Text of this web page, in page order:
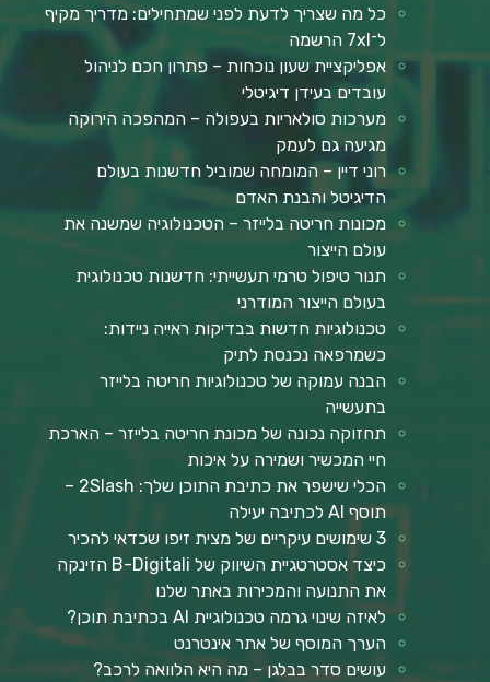
כל מה שצריך לדעת לפני שמתחילים: מדריך מקיף
ל־7xl הרשמה
אפליקציית שעון נוכחות – פתרון חכם לניהול
עובדים בעידן דיגיטלי
מערכות סולאריות בעפולה – המהפכה הירוקה
מגיעה גם לעמק
רוני דיין – המומחה שמוביל חדשנות בעולם
הדיגיטל והבנת האדם
מכונות חריטה בלייזר – הטכנולוגיה שמשנה את
עולם הייצור
תנור טיפול טרמי תעשייתי: חדשנות טכנולוגית
בעולם הייצור המודרני
טכנולוגיות חדשות בבדיקות ראייה ניידות:
כשמרפאה נכנסת לתיק
הבנה עמוקה של טכנולוגיות חריטה בלייזר
בתעשייה
תחזוקה נכונה של מכונת חריטה בלייזר – הארכת
חיי המכשיר ושמירה על איכות
הכלי שישפר את כתיבת התוכן שלך: 2Slash –
תוסף AI לכתיבה יעילה
3 שימושים עיקריים של מצית זיפו שכדאי להכיר
כיצד אסטרטגיית השיווק של B-Digitali הזינקה
את התנועה והמכירות באתר שלנו
לאיזה שינוי גרמה טכנולוגיית AI בכתיבת תוכן?
הערך המוסף של אתר אינטרנט
עושים סדר בבלגן – מה היא הלוואה לרכב?